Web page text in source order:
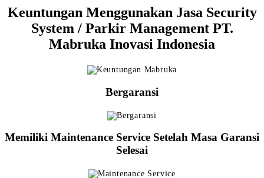
Keuntungan Menggunakan Jasa Security
System / Parkir Management PT.
Mabruka Inovasi Indonesia
Bergaransi
Memiliki Maintenance Service Setelah Masa Garansi
Selesai